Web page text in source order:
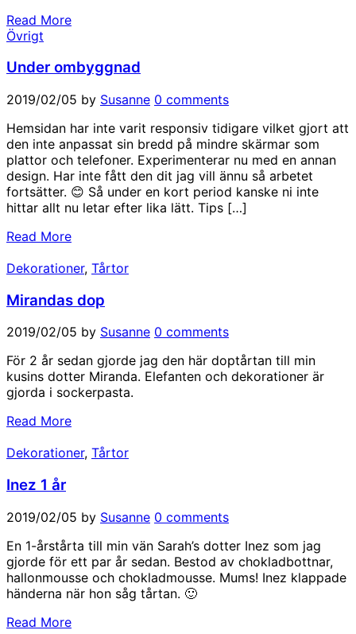
Read More
Övrigt
Under ombyggnad
2019/02/05 by Susanne 0 comments
Hemsidan har inte varit responsiv tidigare vilket gjort att
den inte anpassat sin bredd på mindre skärmar som
plattor och telefoner. Experimenterar nu med en annan
design. Har inte fått den dit jag vill ännu så arbetet
fortsätter. 😊 Så under en kort period kanske ni inte
hittar allt nu letar efter lika lätt. Tips […]
Read More
Dekorationer, Tårtor
Mirandas dop
2019/02/05 by Susanne 0 comments
För 2 år sedan gjorde jag den här doptårtan till min
kusins dotter Miranda. Elefanten och dekorationer är
gjorda i sockerpasta.
Read More
Dekorationer, Tårtor
Inez 1 år
2019/02/05 by Susanne 0 comments
En 1-årstårta till min vän Sarah’s dotter Inez som jag
gjorde för ett par år sedan. Bestod av chokladbottnar,
hallonmousse och chokladmousse. Mums! Inez klappade
händerna när hon såg tårtan. 🙂
Read More